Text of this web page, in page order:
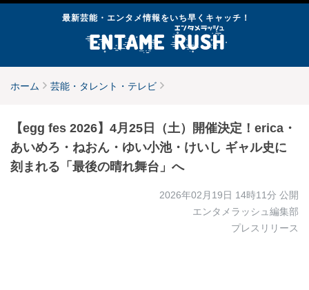
最新芸能・エンタメ情報をいち早くキャッチ！
ホーム 芸能・タレント・テレビ
【egg fes 2026】4月25日（土）開催決定！erica・
あいめろ・ねおん・ゆい小池・けいし ギャル史に
刻まれる「最後の晴れ舞台」へ
2026年02月19日 14時11分 公開
エンタメラッシュ編集部
プレスリリース